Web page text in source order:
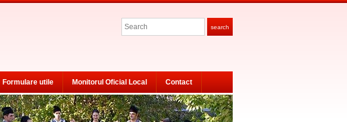
Search search
Formulare utile Monitorul Oficial Local Contact